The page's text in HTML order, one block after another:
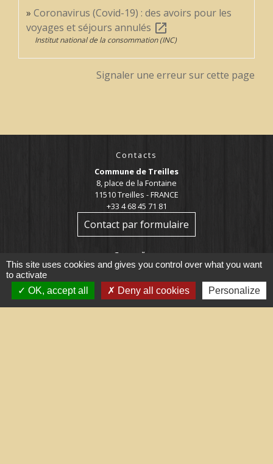
Coronavirus (Covid-19) : des avoirs pour les
voyages et séjours annulés open_in_new
Institut national de la consommation (INC)
Signaler une erreur sur cette page
Contacts
Commune de Treilles
8, place de la Fontaine
11510 Treilles - FRANCE
+33 4 68 45 71 81
Contact par formulaire
This site uses cookies and gives you control over what you want
to activate
OK, accept all
Deny all cookies Personalize